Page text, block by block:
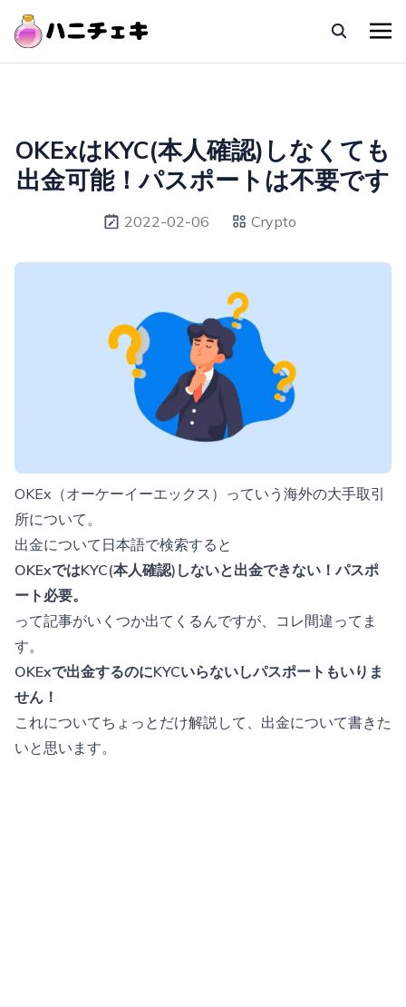
OKExはKYC(本人確認)しなくても
出金可能！パスポートは不要です
2022-02-06 Crypto
OKEx（オーケーイーエックス）っていう海外の大手取引
所について。
出金について日本語で検索すると
OKExではKYC(本人確認)しないと出金できない！パスポ
ート必要。
って記事がいくつか出てくるんですが、コレ間違ってま
す。
OKExで出金するのにKYCいらないしパスポートもいりま
せん！
これについてちょっとだけ解説して、出金について書きた
いと思います。